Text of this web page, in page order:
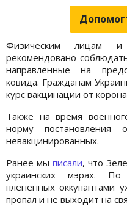
Физическим лицам и
рекомендовано
направленные на
ковида. Гражданам
курс вакцинации от
Также на время
норму
невакцинированных.
Ранее мы писали, что
украинских мэрах.
плененных оккупантами
пропал и не выходит на